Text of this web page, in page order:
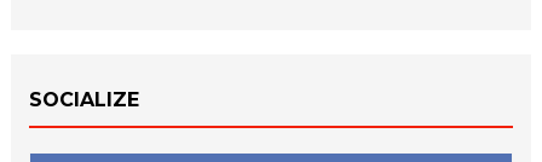
SOCIALIZE